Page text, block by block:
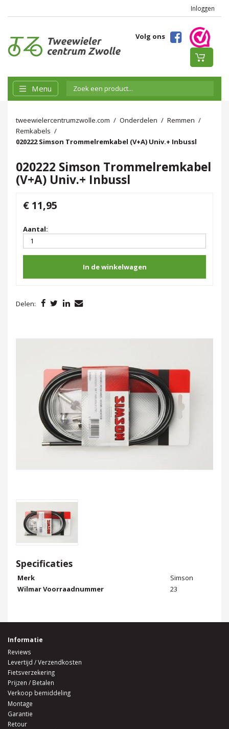
Inloggen
Volg ons
Menu
tweewielercentrumzwolle.com Onderdelen
Remmen
Remkabels
020222 Simson Trommelremkabel (V+A) Univ.+ Inbussl
020222 Simson Trommelremkabel
(V+A) Univ.+ Inbussl
€ 11,95
Aantal:
In de winkelwagen
Delen:
Specificaties
Merk
Simson
Wilmar Voorraadnummer
23
Informatie
Reviews
Levertijd / Verzendkosten
Fietsverzekering
Prijzen / Betalen
Verkoop bemiddeling
Montage
Garantie
Retour